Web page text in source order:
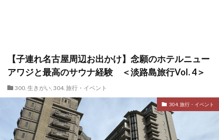
【子連れ名古屋周辺お出かけ】念願のホテルニュー
アワジと最高のサウナ経験 ＜淡路島旅行Vol. 4＞
300. 生きがい, 304. 旅行・イベント
304. 旅行・イベント